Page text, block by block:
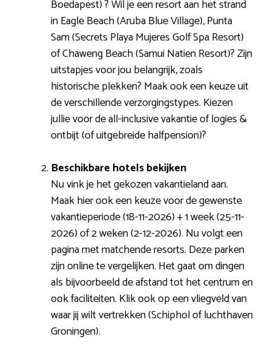
Boedapest) ? Wil je een resort aan het strand
in Eagle Beach (Aruba Blue Village), Punta
Sam (Secrets Playa Mujeres Golf Spa Resort)
of Chaweng Beach (Samui Natien Resort)? Zijn
uitstapjes voor jou belangrijk, zoals
historische plekken? Maak ook een keuze uit
de verschillende verzorgingstypes. Kiezen
jullie voor de all-inclusive vakantie of logies &
ontbijt (of uitgebreide halfpension)?
Beschikbare hotels bekijken
Nu vink je het gekozen vakantieland aan.
Maak hier ook een keuze voor de gewenste
vakantieperiode (18-11-2026) + 1 week (25-11-
2026) of 2 weken (2-12-2026). Nu volgt een
pagina met matchende resorts. Deze parken
zijn online te vergelijken. Het gaat om dingen
als bijvoorbeeld de afstand tot het centrum en
ook faciliteiten. Klik ook op een vliegveld van
waar jij wilt vertrekken (Schiphol of luchthaven
Groningen).